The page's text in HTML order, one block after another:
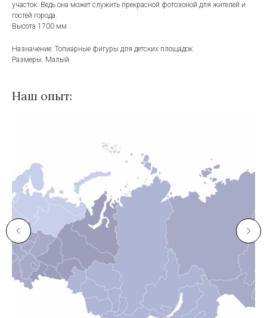
участок. Ведь она может служить прекрасной фотозоной для жителей и
гостей города.
Высота 1700 мм.
Назначение: Топиарные фигуры для детских площадок
Размеры: Малый
Наш опыт: